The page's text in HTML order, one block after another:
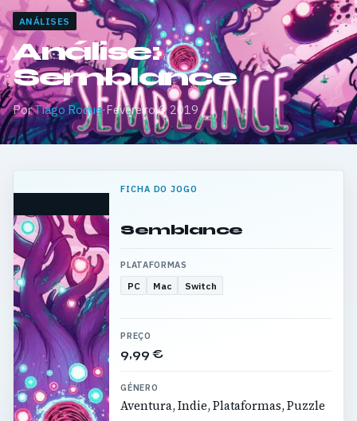
ANÁLISES
Análise:
Semblance
PorTiago Roque·Fevereiro 6, 2019
FICHA DO JOGO
Semblance
PLATAFORMAS
PC Mac Switch
PREÇO
9,99 €
GÉNERO
Aventura, Indie, Plataformas, Puzzle